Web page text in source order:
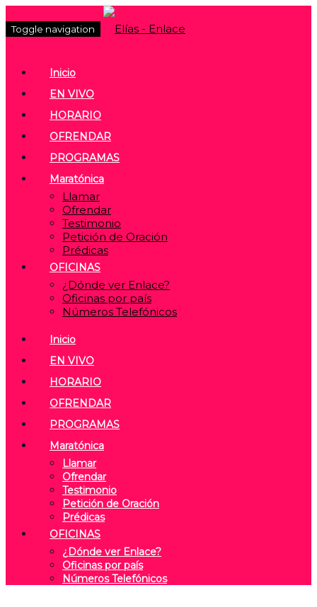
Toggle navigation
Inicio
EN VIVO
HORARIO
OFRENDAR
PROGRAMAS
Maratónica
Llamar
Ofrendar
Testimonio
Petición de Oración
Prédicas
OFICINAS
¿Dónde ver Enlace?
Oficinas por país
Números Telefónicos
Inicio
EN VIVO
HORARIO
OFRENDAR
PROGRAMAS
Maratónica
Llamar
Ofrendar
Testimonio
Petición de Oración
Prédicas
OFICINAS
¿Dónde ver Enlace?
Oficinas por país
Números Telefónicos